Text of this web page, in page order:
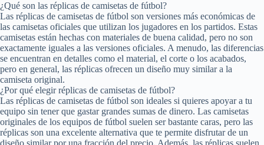
¿Qué son las réplicas de camisetas de fútbol?
Las réplicas de camisetas de fútbol son versiones más económicas de
las camisetas oficiales que utilizan los jugadores en los partidos. Estas
camisetas están hechas con materiales de buena calidad, pero no son
exactamente iguales a las versiones oficiales. A menudo, las diferencias
se encuentran en detalles como el material, el corte o los acabados,
pero en general, las réplicas ofrecen un diseño muy similar a la
camiseta original.
¿Por qué elegir réplicas de camisetas de fútbol?
Las réplicas de camisetas de fútbol son ideales si quieres apoyar a tu
equipo sin tener que gastar grandes sumas de dinero. Las camisetas
originales de los equipos de fútbol suelen ser bastante caras, pero las
réplicas son una excelente alternativa que te permite disfrutar de un
diseño similar por una fracción del precio. Además, las réplicas suelen